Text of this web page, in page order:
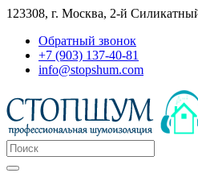
123308, г. Москва, 2-й
Обратный звонок
+7 (903) 137-40-81
info@stopshum.com